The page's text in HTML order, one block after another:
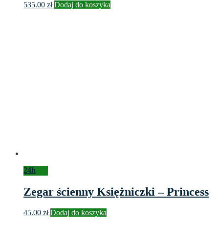
535.00 zł Dodaj do koszyka
24h
Zegar ścienny Księżniczki – Princess
45.00 zł Dodaj do koszyka